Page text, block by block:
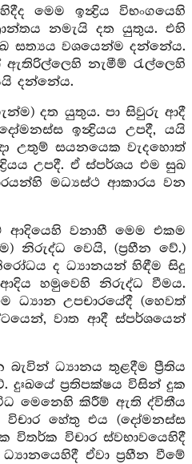
මෙම ඉන්‍ද්‍රිය විභංගයෙහි
නමැයි දත යුතුය. එහි
සත්‍යය වශයෙන්ම දන්නේය.
නැමීම් රැල්ලෙහි
දන්නේය.
දත යුතුය. පා සිවුරු ආදී
ඉන්‍ද්‍රියය උපදී, යයි
උතුම් සයනයෙක වැදහොත්
උපදී. ඒ ස්පර්ශය එම සුඛ
මධ්‍යස්ථ ආකාරය වන
ආදියෙහි වනාහී මෙම එකම
නිරුද්ධ වෙයි, (ප්‍රහීන වේ.)
ද ධ්‍යානයන් හිඳීම සිදු
හමුවෙහි නිරුද්ධ වීමය.
උපචාරයේදී (හෙවත්
වාත ආදී ස්පර්ශයෙන්
ධ්‍යානය තුළදීම ප්‍රීතිය
ප්‍රතිපක්ෂය විසින් දුක
මෙනෙහි කිරීම් ඇති ද්විතීය
විචාර හේතු එය (දෝමනස්ස
විතර්ක විචාර ස්වභාවයෙහිදී
ඒවා ප්‍රහීන වීමේ